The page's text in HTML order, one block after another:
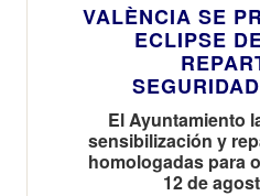
VALÈNCIA SE
ECLIPSE
El Ayuntamiento
sensibilización y
homologadas para
12 de